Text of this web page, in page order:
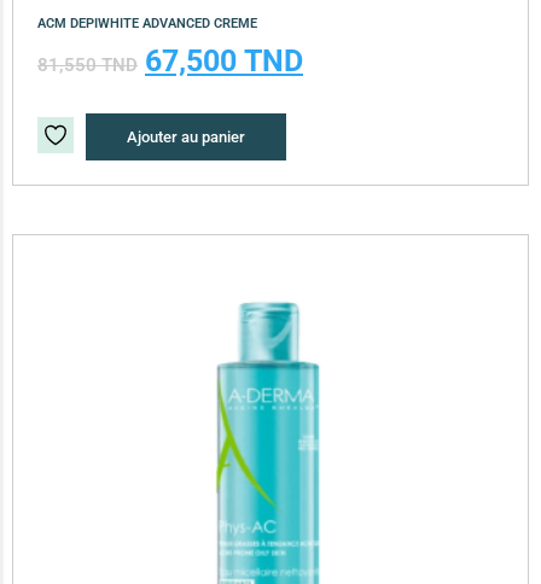
ACM DEPIWHITE ADVANCED CREME
81,550TND 67,500 TND
Ajouter au panier